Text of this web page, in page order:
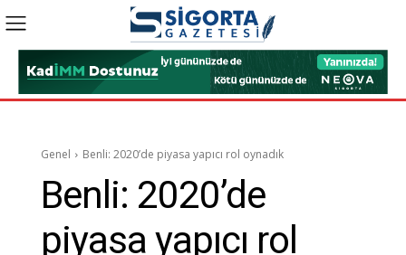
Genel Benli: 2020’de piyasa yapıcı rol oynadık
Benli: 2020’de
piyasa yapıcı rol